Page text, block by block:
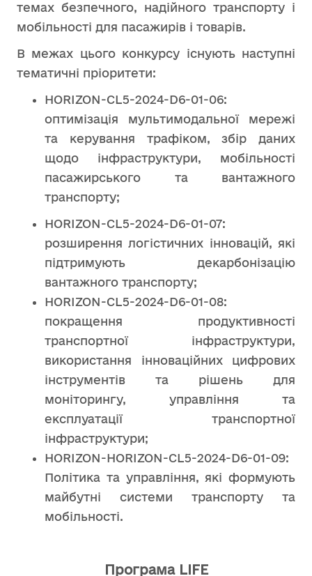
темах безпечного, надійного транспорту і
мобільності для пасажирів і товарів.
В межах цього конкурсу існують наступні
тематичні пріоритети:
HORIZON-CL5-2024-D6-01-06:
оптимізація мультимодальної мережі
та керування трафіком, збір даних
щодо інфраструктури, мобільності
пасажирського та вантажного
транспорту;
HORIZON-CL5-2024-D6-01-07:
розширення логістичних інновацій, які
підтримують декарбонізацію
вантажного транспорту;
HORIZON-CL5-2024-D6-01-08:
покращення продуктивності
транспортної інфраструктури,
використання інноваційних цифрових
інструментів та рішень для
моніторингу, управління та
експлуатації транспортної
інфраструктури;
HORIZON-HORIZON-CL5-2024-D6-01-09:
Політика та управління, які формують
майбутні системи транспорту та
мобільності.
Програма LIFE